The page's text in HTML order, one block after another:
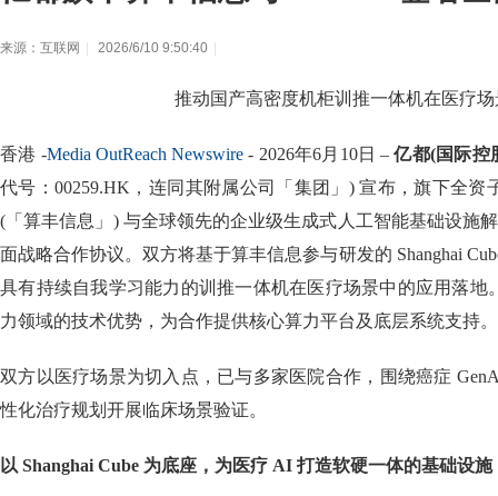
来源：互联网 2026/6/10 9:50:40
推动国产高密度机柜训推一体机在医疗
香港 -Media OutReach Newswire - 2026年6月10日 –亿都(国际控
代号：00259.HK，连同其附属公司「集团」) 宣布，旗下全资
(「算丰信息」) 与全球领先的企业级生成式人工智能基础设施
面战略合作协议。双方将基于算丰信息参与研发的 Shanghai
具有持续自我学习能力的训推一体机在医疗场景中的应用落地
力领域的技术优势，为合作提供核心算力平台及底层系统支持。
双方以医疗场景为切入点，已与多家医院合作，围绕癌症
性化治疗规划开展临床场景验证。
以 Shanghai Cube 为底座，为医疗 AI 打造软硬一体的基础设施